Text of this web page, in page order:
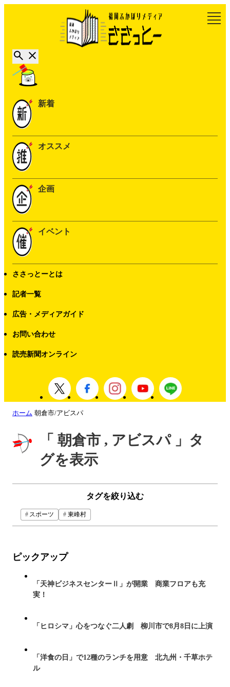
新着
オススメ
企画
イベント
ささっとーとは
記者一覧
広告・メディアガイド
お問い合わせ
読売新聞オンライン
ホーム 朝倉市/アビスパ
「 朝倉市 , アビスパ 」タ
グを表示
タグを絞り込む
スポーツ 東峰村
ピックアップ
「天神ビジネスセンターⅡ」が開業 商業フロアも充
実！
「ヒロシマ」心をつなぐ二人劇 柳川市で8月8日に上演
「洋食の日」で12種のランチを用意 北九州・千草ホテ
ル